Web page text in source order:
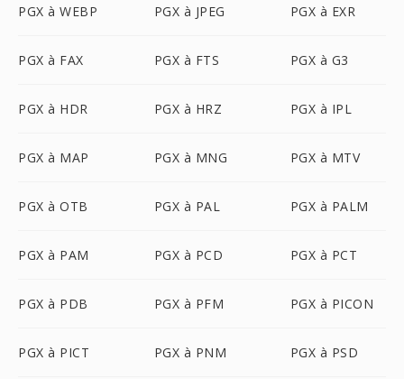
PGX à WEBP PGX à JPEG PGX à EXR
PGX à FAX PGX à FTS PGX à G3
PGX à HDR PGX à HRZ PGX à IPL
PGX à MAP PGX à MNG PGX à MTV
PGX à OTB PGX à PAL PGX à PALM
PGX à PAM PGX à PCD PGX à PCT
PGX à PDB PGX à PFM PGX à PICON
PGX à PICT PGX à PNM PGX à PSD